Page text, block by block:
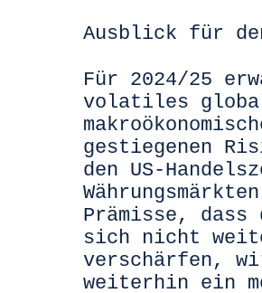
Ausblick für
Für 2024/25
volatiles
gestiegenen
den US-
Prämisse,
sich nicht
verschärfen,
weiterhin ein